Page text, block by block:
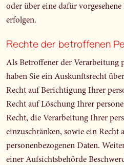
oder über eine dafür
erfolgen.
Rechte der betroffenen
Als Betroffener der Verarbeitung
haben Sie ein Auskunftsrecht
Recht auf Berichtigung Ihrer
Recht auf Löschung Ihrer
Recht, die Verarbeitung Ihrer
einzuschränken, sowie ein
personenbezogenen Daten.
einer Aufsichtsbehörde